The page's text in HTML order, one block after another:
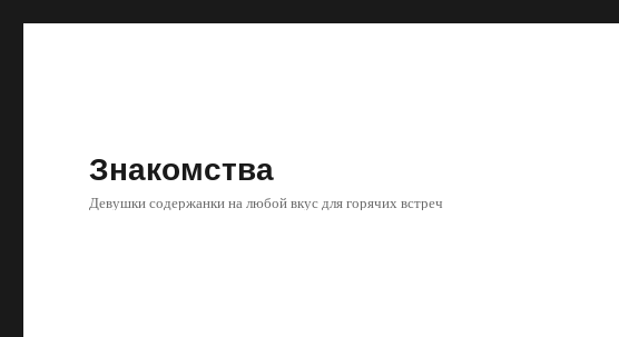
Знакомства
Девушки содержанки на любой вкус для горячих встреч